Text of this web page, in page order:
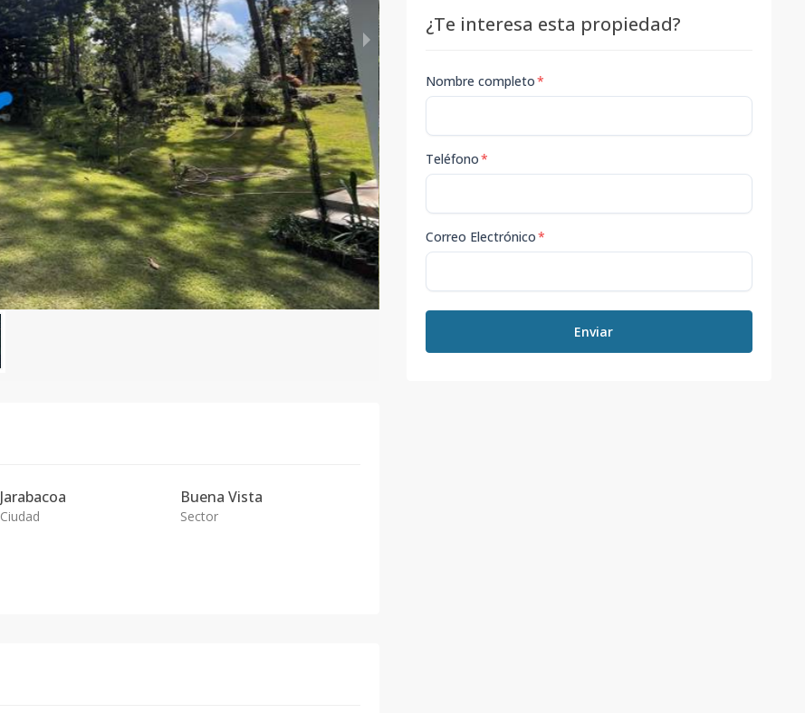
Jarabacoa
Ciudad
Buena Vista
Sector
¿Te interesa esta propiedad?
Nombre completo*
Teléfono*
Correo Electrónico*
Enviar